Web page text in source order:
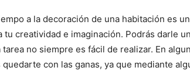
a la decoración de una habitación es
tu creatividad e imaginación. Podrás darle
no siempre es fácil de realizar. En
con las ganas, ya que mediante